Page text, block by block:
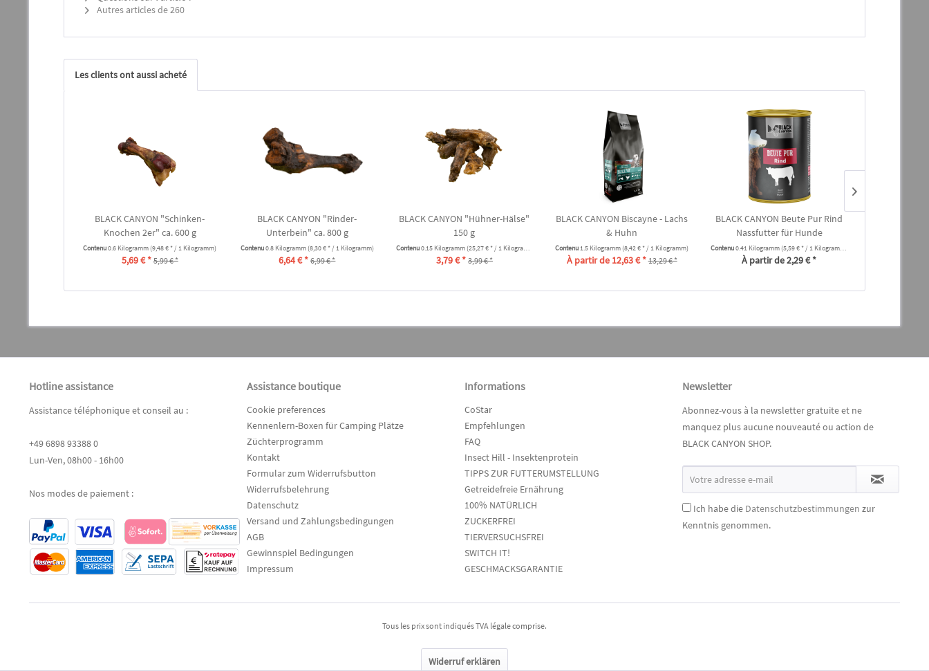
Autres articles de 260
Les clients ont aussi acheté
BLACK CANYON "Schinken-
Knochen 2er" ca. 600 g
Contenu0.6 Kilogramm(9,48 € * / 1 Kilogramm)
5,69 € * 5,99 € *
BLACK CANYON "Rinder-
Unterbein" ca. 800 g
Contenu0.8 Kilogramm(8,30 € * / 1 Kilogramm)
6,64 € * 6,99 € *
BLACK CANYON "Hühner-Hälse"
150 g
Contenu0.15 Kilogramm(25,27 € * / 1 Kilogramm)
3,79 € * 3,99 € *
BLACK CANYON Biscayne - Lachs
& Huhn
Contenu1.5 Kilogramm(8,42 € * / 1 Kilogramm)
À partir de 12,63 € * 13,29 € *
BLACK CANYON Beute Pur Rind
Nassfutter für Hunde
Contenu0.41 Kilogramm(5,59 € * / 1 Kilogramm)
À partir de 2,29 € *
Hotline assistance
Assistance téléphonique et conseil au :
+49 6898 93388 0
Lun-Ven, 08h00 - 16h00
Nos modes de paiement :
Assistance boutique
Cookie preferences
Kennenlern-Boxen für Camping Plätze
Züchterprogramm
Kontakt
Formular zum Widerrufsbutton
Widerrufsbelehrung
Datenschutz
Versand und Zahlungsbedingungen
AGB
Gewinnspiel Bedingungen
Impressum
Informations
CoStar
Empfehlungen
FAQ
Insect Hill - Insektenprotein
TIPPS ZUR FUTTERUMSTELLUNG
Getreidefreie Ernährung
100% NATÜRLICH
ZUCKERFREI
TIERVERSUCHSFREI
SWITCH IT!
GESCHMACKSGARANTIE
Newsletter
Abonnez-vous à la newsletter gratuite et ne
manquez plus aucune nouveauté ou action de
BLACK CANYON SHOP.
Ich habe die Datenschutzbestimmungen zur
Kenntnis genommen.
Tous les prix sont indiqués TVA légale comprise.
Widerruf erklären